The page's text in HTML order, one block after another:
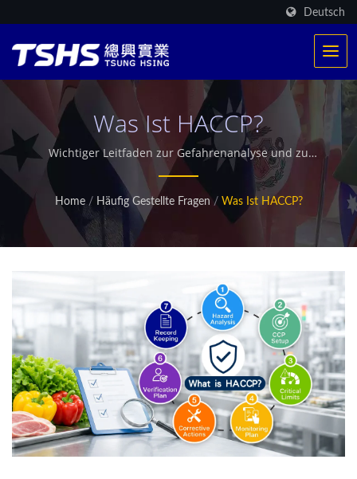
Deutsch
Was Ist HACCP?
Wichtiger Leitfaden zur Gefahrenanalyse und zu
kritischen Kontrollpunkten für Lebensmittelbetriebe
(HACCP)
Home / Häufig Gestellte Fragen / Was Ist HACCP?